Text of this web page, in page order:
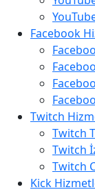
Facebook
Twitch
Twitch
Twitch
Twitch
Kick